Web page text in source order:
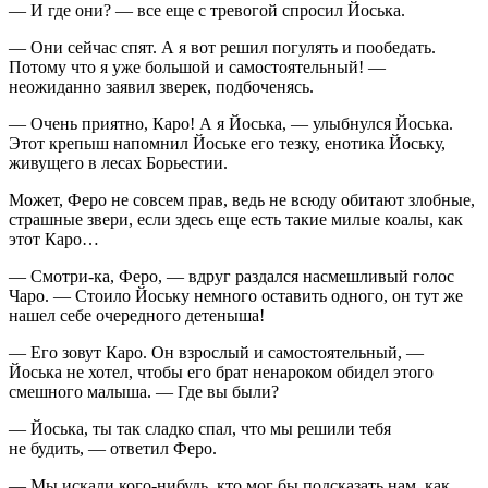
— И где они? — все еще с тревогой спросил Йоська.
— Они сейчас спят. А я вот решил погулять и пообедать.
Потому что я уже большой и самостоятельный! —
неожиданно заявил зверек, подбоченясь.
— Очень приятно, Каро! А я Йоська, — улыбнулся Йоська.
Этот крепыш напомнил Йоське его тезку, енотика Йоську,
живущего в лесах Борьестии.
Может, Феро не совсем прав, ведь не всюду обитают злобные,
страшные звери, если здесь еще есть такие милые коалы, как
этот Каро…
— Смотри-ка, Феро, — вдруг раздался насмешливый голос
Чаро. — Стоило Йоську немного оставить одного, он тут же
нашел себе очередного детеныша!
— Его зовут Каро. Он взрослый и самостоятельный, —
Йоська не хотел, чтобы его брат ненароком обидел этого
смешного малыша. — Где вы были?
— Йоська, ты так сладко спал, что мы решили тебя
не будить, — ответил Феро.